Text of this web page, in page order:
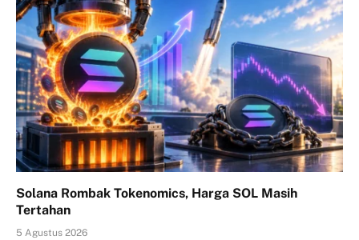
Solana Rombak Tokenomics, Harga SOL Masih
Tertahan
5 Agustus 2026